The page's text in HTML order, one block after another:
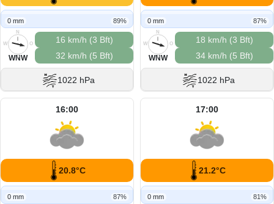
0 mm 89%
N
O
S
W
WNW
16 km/h (3 Bft)
32 km/h (5 Bft)
1022 hPa
0 mm 87%
N
O
S
W
WNW
18 km/h (3 Bft)
34 km/h (5 Bft)
1022 hPa
16:00
20.8°C
0 mm 87%
17:00
21.2°C
0 mm 81%